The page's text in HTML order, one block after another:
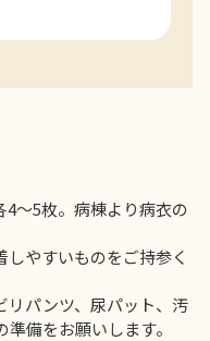
～5枚。病棟より病衣の
やすいものをご持参く
リパンツ、尿パット、汚
備をお願いします。